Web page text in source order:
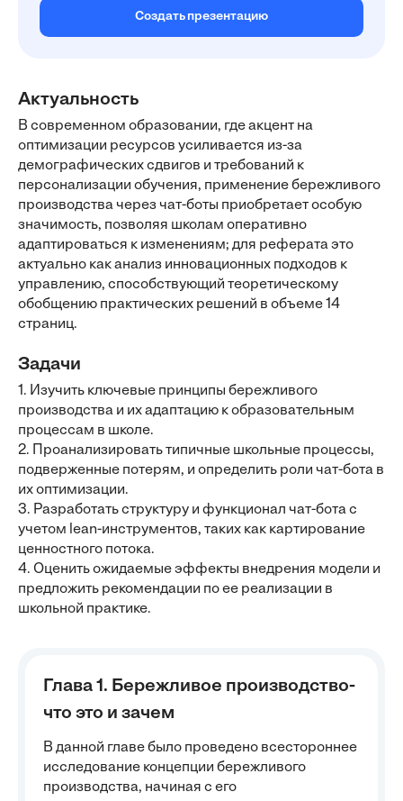
Создать презентацию
Актуальность
В современном образовании, где акцент на
оптимизации ресурсов усиливается из-за
демографических сдвигов и требований к
персонализации обучения, применение бережливого
производства через чат-боты приобретает особую
значимость, позволяя школам оперативно
адаптироваться к изменениям; для реферата это
актуально как анализ инновационных подходов к
управлению, способствующий теоретическому
обобщению практических решений в объеме 14
страниц.
Задачи
1. Изучить ключевые принципы бережливого
производства и их адаптацию к образовательным
процессам в школе.
2. Проанализировать типичные школьные процессы,
подверженные потерям, и определить роли чат-бота в
их оптимизации.
3. Разработать структуру и функционал чат-бота с
учетом lean-инструментов, таких как картирование
ценностного потока.
4. Оценить ожидаемые эффекты внедрения модели и
предложить рекомендации по ее реализации в
школьной практике.
Глава 1. Бережливое производство-
что это и зачем
В данной главе было проведено всестороннее
исследование концепции бережливого
производства, начиная с его